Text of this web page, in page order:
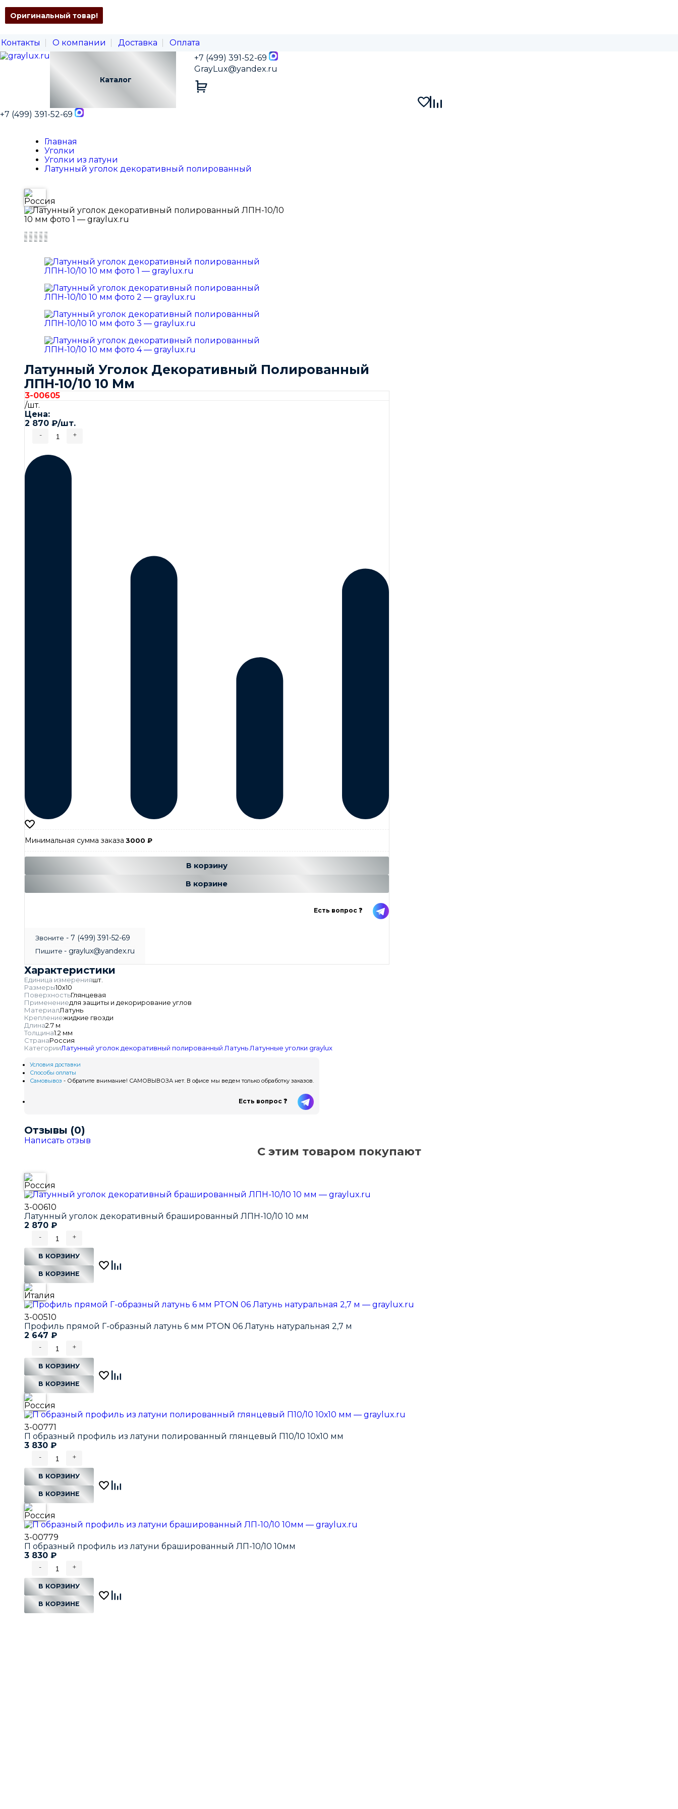
Контакты О компании Доставка Оплата
Каталог
+7 (499) 391-52-69
GrayLux@yandex.ru
+7 (499) 391-52-69
Главная
Уголки
Уголки из латуни
Латунный уголок декоративный полированный
Оригинальный товар!
Латунный Уголок Декоративный Полированный
ЛПН-10/10 10 Мм
3-00605
/шт.
Цена:
2 870 ₽/шт.
- +
Минимальная сумма заказа 3000 ₽
В корзину
В корзине
Есть вопрос ❓
Звоните - 7 (499) 391-52-69
Пишите - graylux@yandex.ru
Характеристики
Единица измеренияшт.
Размеры10х10
ПоверхностьГлянцевая
Применениедля защиты и декорирование углов
МатериалЛатунь
Креплениежидкие гвозди
Длина2.7 м
Толщина1.2 мм
СтранаРоссия
КатегорииЛатунный уголок декоративный полированный Латунь Латунные уголки graylux
Условия доставки
Способы оплаты
Самовывоз - Обратите внимание! САМОВЫВОЗА нет. В офисе мы ведем только обработку заказов.
Есть вопрос ❓
Отзывы (0)
Написать отзыв
С этим товаром покупают
Оригинальный товар!
3-00610
Латунный уголок декоративный брашированный ЛПН-10/10 10 мм
2 870 ₽
- +
В КОРЗИНУ
В КОРЗИНЕ
3-00510
Профиль прямой Г-образный латунь 6 мм PTON 06 Латунь натуральная 2,7 м
2 647 ₽
- +
В КОРЗИНУ
В КОРЗИНЕ
Оригинальный товар!
3-00771
П образный профиль из латуни полированный глянцевый П10/10 10х10 мм
3 830 ₽
- +
В КОРЗИНУ
В КОРЗИНЕ
Оригинальный товар!
3-00779
П образный профиль из латуни брашированный ЛП-10/10 10мм
3 830 ₽
- +
В КОРЗИНУ
В КОРЗИНЕ